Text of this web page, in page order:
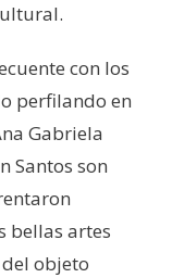
con los
perfilando en
Gabriela
Santos son
bellas artes
objeto